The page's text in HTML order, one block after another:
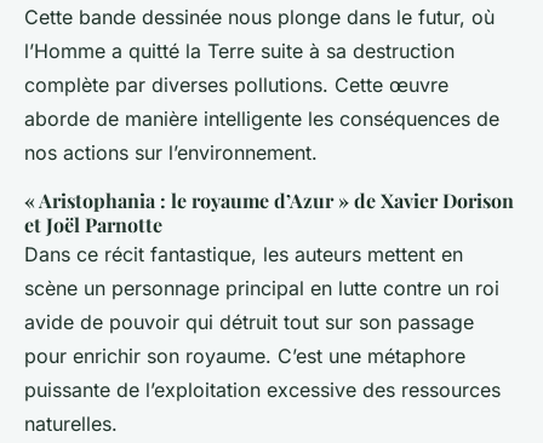
Cette bande dessinée nous plonge dans le futur, où
l’Homme a quitté la Terre suite à sa destruction
complète par diverses pollutions. Cette œuvre
aborde de manière intelligente les conséquences de
nos actions sur l’environnement.
« Aristophania : le royaume d’Azur » de Xavier Dorison
et Joël Parnotte
Dans ce récit fantastique, les auteurs mettent en
scène un personnage principal en lutte contre un roi
avide de pouvoir qui détruit tout sur son passage
pour enrichir son royaume. C’est une métaphore
puissante de l’exploitation excessive des ressources
naturelles.